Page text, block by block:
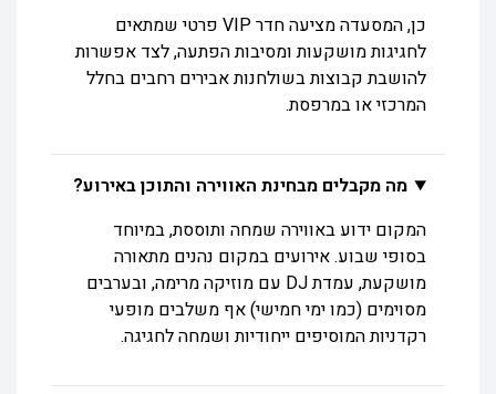
כן, המסעדה מציעה חדר VIP פרטי שמתאים
לחגיגות מושקעות ומסיבות הפתעה, לצד אפשרות
להושבת קבוצות בשולחנות אבירים רחבים בחלל
המרכזי או במרפסת.
מה מקבלים מבחינת האווירה והתוכן באירוע?
המקום ידוע באווירה שמחה ותוססת, במיוחד
בסופי שבוע. אירועים במקום נהנים מתאורה
מושקעת, עמדת DJ עם מוזיקה מרימה, ובערבים
מסוימים (כמו ימי חמישי) אף משלבים מופעי
רקדניות המוסיפים ייחודיות ושמחה לחגיגה.